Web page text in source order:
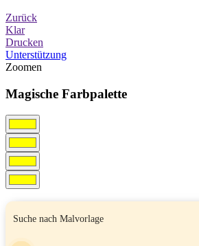
Zurück
Klar
Drucken
Unterstützung
Zoomen
Magische Farbpalette